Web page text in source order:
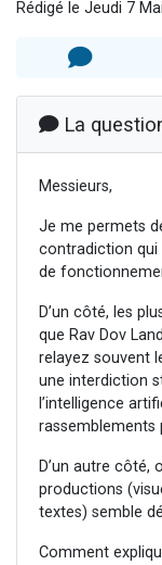
Rédigé le Jeudi 7
La
Messieurs,
Je me permets
contradiction qui
de
D’un côté, les
que Rav Dov
relayez souvent
une interdiction
l’intelligence
rassemblements
D’un autre côté,
productions
textes) semble
Comment